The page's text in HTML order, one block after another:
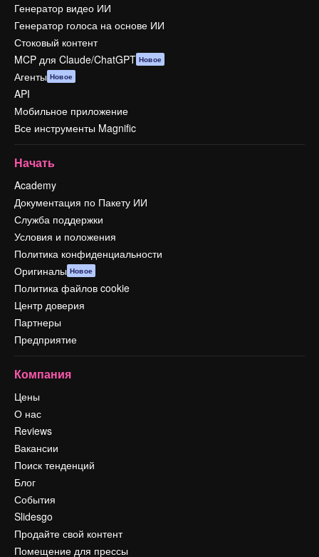
Генератор видео ИИ
Генератор голоса на основе ИИ
Стоковый контент
MCP для Claude/ChatGPT Новое
Агенты Новое
API
Мобильное приложение
Все инструменты Magnific
Начать
Academy
Документация по Пакету ИИ
Служба поддержки
Условия и положения
Политика конфиденциальности
Оригиналы Новое
Политика файлов cookie
Центр доверия
Партнеры
Предприятие
Компания
Цены
О нас
Reviews
Вакансии
Поиск тенденций
Блог
События
Slidesgo
Продайте свой контент
Помещение для прессы